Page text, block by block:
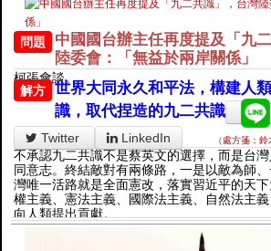
問題
中國國台辦主任再度提及「九
陸委會：「無益於兩岸關係」
柯張會談。
解方
世界大同永久和平法，構建人
識，取代捏造的九二共識
Twitter
LinkedIn （處方箋：
不承認九二共識不是蔡英文的選擇，而是台
同意志。終結敵對有兩條路，一是以敵為師
灣唯一活路就是全面憲改，落實習近平的天
權主義、憲法主義、國際法主義、自然法主義
向人類提出貢獻。